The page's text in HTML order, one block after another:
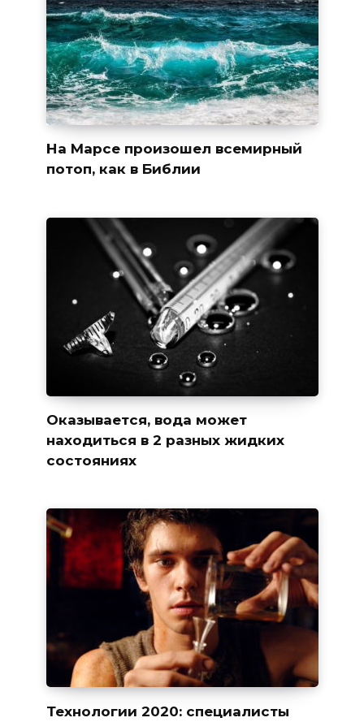
На Марсе произошел всемирный
потоп, как в Библии
Оказывается, вода может
находиться в 2 разных жидких
состояниях
Технологии 2020: специалисты